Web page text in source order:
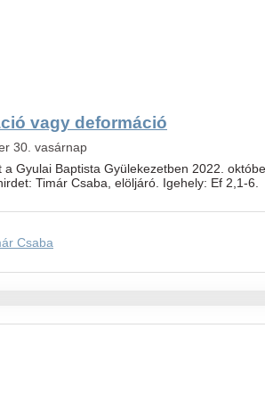
vagy deformáció
30. vasárnap
a Gyulai Baptista Gyülekezetben 2022.
Timár Csaba, elöljáró. Igehely: Ef 2,1-6.
Csaba